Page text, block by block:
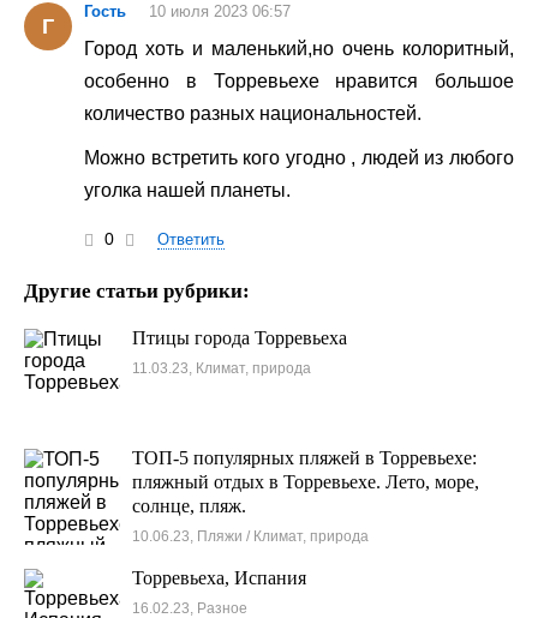
Г
Гость 10 июля 2023 06:57
Город хоть и маленький,но очень колоритный,
особенно в Торревьехе нравится большое
количество разных национальностей.
Можно встретить кого угодно , людей из любого
уголка нашей планеты.
0 Ответить
Другие статьи рубрики:
Птицы города Торревьеха
11.03.23, Климат, природа
ТОП-5 популярных пляжей в Торревьехе:
пляжный отдых в Торревьехе. Лето, море,
солнце, пляж.
10.06.23, Пляжи / Климат, природа
Торревьеха, Испания
16.02.23, Разное